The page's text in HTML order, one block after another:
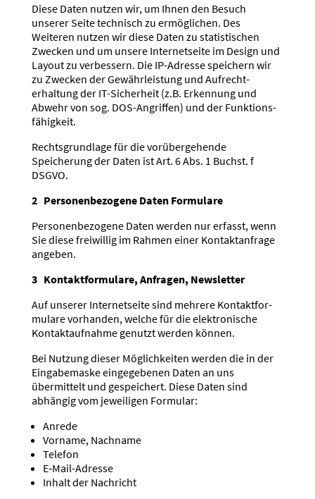
Diese Daten nutzen wir, um Ihnen den Besuch
unserer Seite technisch zu ermög­lichen. Des
Weiteren nutzen wir diese Daten zu statis­ti­schen
Zwecken und um unsere Inter­net­seite im Design und
Layout zu verbessern. Die IP-Adresse speichern wir
zu Zwecken der Gewähr­leistung und Aufrecht­
erhaltung der IT-Sicherheit (z.B. Erkennung und
Abwehr von sog. DOS-Angriffen) und der Funkti­ons­
fä­higkeit.
Rechts­grundlage für die vorüber­ge­hende
Speicherung der Daten ist Art. 6 Abs. 1 Buchst. f
DSGVO.
2 Perso­nen­be­zogene Daten Formulare
Perso­nen­be­zogene Daten werden nur erfasst, wenn
Sie diese freiwillig im Rahmen einer Kontakt­an­frage
angeben.
3 Kontakt­for­mulare, Anfragen, Newsletter
Auf unserer Inter­net­seite sind mehrere Kontakt­for­
mulare vorhanden, welche für die elektro­nische
Kontakt­auf­nahme genutzt werden können.
Bei Nutzung dieser Möglich­keiten werden die in der
Einga­be­maske einge­ge­benen Daten an uns
übermittelt und gespei­chert. Diese Daten sind
abhängig vom jewei­ligen Formular:
Anrede
Vorname, Nachname
Telefon
E‑Mail-Adresse
Inhalt der Nachricht